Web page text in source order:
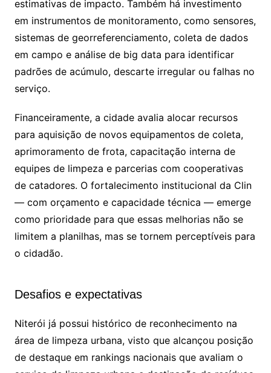
estimativas de impacto. Também há investimento
em instrumentos de monitoramento, como sensores,
sistemas de georreferenciamento, coleta de dados
em campo e análise de big data para identificar
padrões de acúmulo, descarte irregular ou falhas no
serviço.
Financeiramente, a cidade avalia alocar recursos
para aquisição de novos equipamentos de coleta,
aprimoramento de frota, capacitação interna de
equipes de limpeza e parcerias com cooperativas
de catadores. O fortalecimento institucional da Clin
— com orçamento e capacidade técnica — emerge
como prioridade para que essas melhorias não se
limitem a planilhas, mas se tornem perceptíveis para
o cidadão.
Desafios e expectativas
Niterói já possui histórico de reconhecimento na
área de limpeza urbana, visto que alcançou posição
de destaque em rankings nacionais que avaliam o